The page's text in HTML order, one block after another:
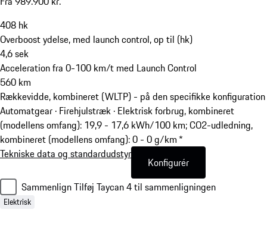
408 hk
Overboost ydelse, med launch control, op til (hk)
4,6sek
Acceleration fra 0-100 km/t med Launch Control
560 km
Rækkevidde, kombineret (WLTP) - på den specifikke konfiguration
Automatgear · Firehjulstræk · Elektrisk forbrug, kombineret
(modellens omfang): 19,9 - 17,6 kWh/100 km; CO2-udledning,
kombineret (modellens omfang): 0 - 0 g/km *
Tekniske data og standardudstyr
Konfigurér
SammenlignTilføj Taycan 4 til sammenligningen
Elektrisk